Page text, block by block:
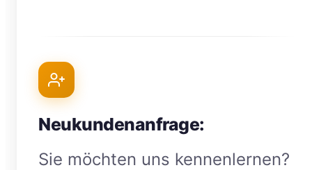
Neukundenanfrage:
Sie möchten uns kennenlernen?